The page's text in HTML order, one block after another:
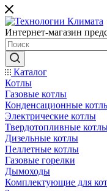
Интернет-магазин
Каталог
Котлы
Газовые котлы
Конденсационные
Электрические котлы
Твердотопливные
Дизельные котлы
Пеллетные котлы
Газовые горелки
Дымоходы
Комплектующие для